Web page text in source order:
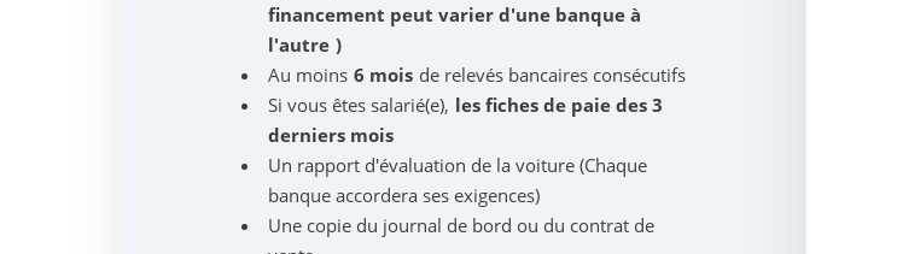
financement peut varier d'une banque à
l'autre )
Au moins 6 mois de relevés bancaires consécutifs
Si vous êtes salarié(e), les fiches de paie des 3
derniers mois
Un rapport d'évaluation de la voiture (Chaque
banque accordera ses exigences)
Une copie du journal de bord ou du contrat de